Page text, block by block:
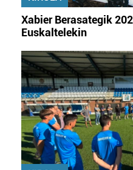
buruzko informazio
datuen atalean. Edozein
Webgune honek cookie
fitxategiak erabiltzen ditu.
zerbitzuak hobetzeko
baliatzen gara. Ohar hau
erabiltzeko baimen
irakurri
Xabier Berasategik
Euskaltelekin